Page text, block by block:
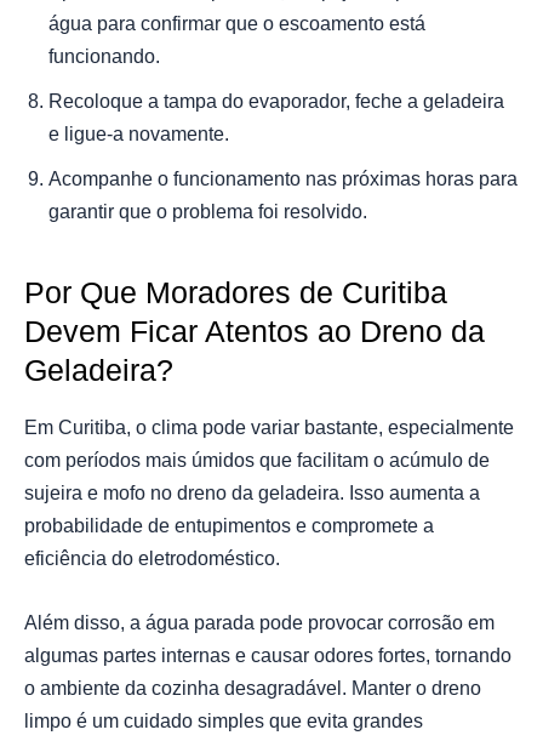
água para confirmar que o escoamento está
funcionando.
Recoloque a tampa do evaporador, feche a geladeira
e ligue-a novamente.
Acompanhe o funcionamento nas próximas horas para
garantir que o problema foi resolvido.
Por Que Moradores de Curitiba
Devem Ficar Atentos ao Dreno da
Geladeira?
Em Curitiba, o clima pode variar bastante, especialmente
com períodos mais úmidos que facilitam o acúmulo de
sujeira e mofo no dreno da geladeira. Isso aumenta a
probabilidade de entupimentos e compromete a
eficiência do eletrodoméstico.
Além disso, a água parada pode provocar corrosão em
algumas partes internas e causar odores fortes, tornando
o ambiente da cozinha desagradável. Manter o dreno
limpo é um cuidado simples que evita grandes